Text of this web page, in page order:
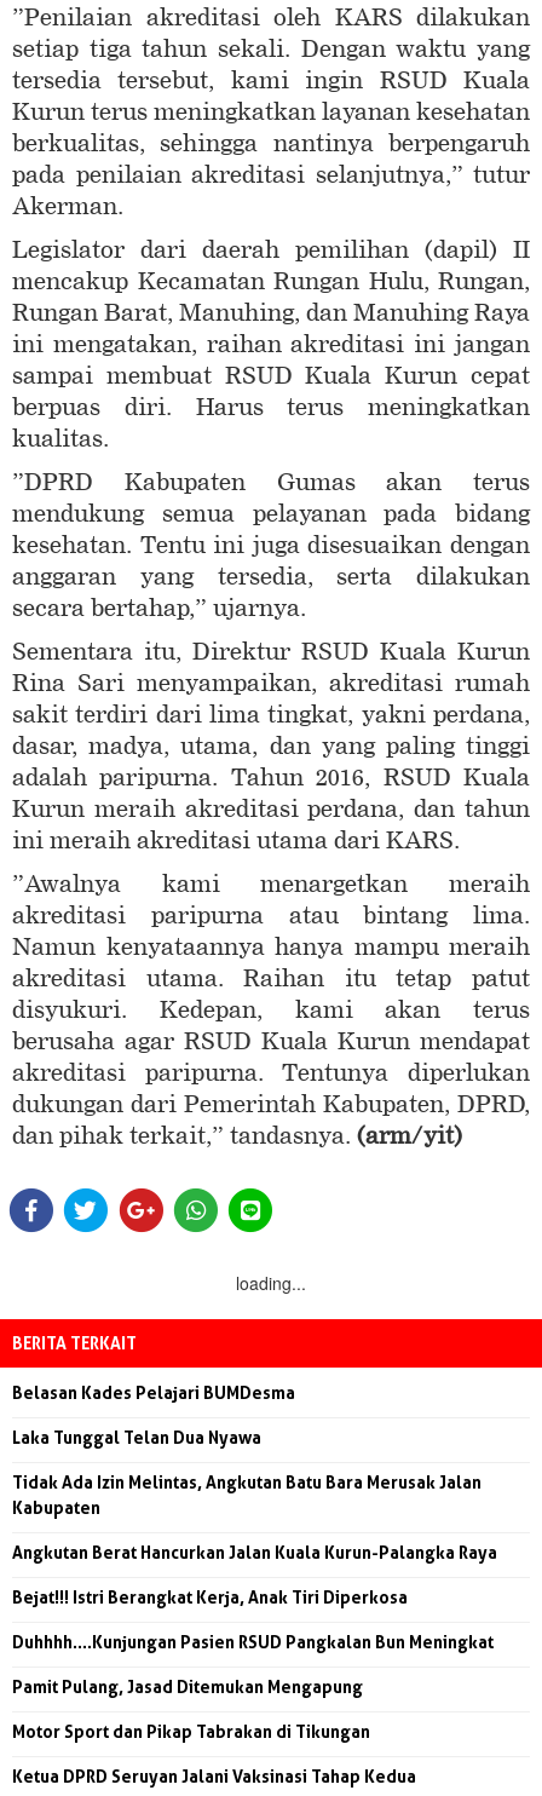
”Penilaian akreditasi oleh KARS dilakukan
setiap tiga tahun sekali. Dengan waktu yang
tersedia tersebut, kami ingin RSUD Kuala
Kurun terus meningkatkan layanan kesehatan
berkualitas, sehingga nantinya berpengaruh
pada penilaian akreditasi selanjutnya,” tutur
Akerman.
Legislator dari daerah pemilihan (dapil) II
mencakup Kecamatan Rungan Hulu, Rungan,
Rungan Barat, Manuhing, dan Manuhing Raya
ini mengatakan, raihan akreditasi ini jangan
sampai membuat RSUD Kuala Kurun cepat
berpuas diri. Harus terus meningkatkan
kualitas.
”DPRD Kabupaten Gumas akan terus
mendukung semua pelayanan pada bidang
kesehatan. Tentu ini juga disesuaikan dengan
anggaran yang tersedia, serta dilakukan
secara bertahap,” ujarnya.
Sementara itu, Direktur RSUD Kuala Kurun
Rina Sari menyampaikan, akreditasi rumah
sakit terdiri dari lima tingkat, yakni perdana,
dasar, madya, utama, dan yang paling tinggi
adalah paripurna. Tahun 2016, RSUD Kuala
Kurun meraih akreditasi perdana, dan tahun
ini meraih akreditasi utama dari KARS.
”Awalnya kami menargetkan meraih
akreditasi paripurna atau bintang lima.
Namun kenyataannya hanya mampu meraih
akreditasi utama. Raihan itu tetap patut
disyukuri. Kedepan, kami akan terus
berusaha agar RSUD Kuala Kurun mendapat
akreditasi paripurna. Tentunya diperlukan
dukungan dari Pemerintah Kabupaten, DPRD,
dan pihak terkait,” tandasnya. (arm/yit)
loading...
BERITA TERKAIT
Belasan Kades Pelajari BUMDesma
Laka Tunggal Telan Dua Nyawa
Tidak Ada Izin Melintas, Angkutan Batu Bara Merusak Jalan
Kabupaten
Angkutan Berat Hancurkan Jalan Kuala Kurun-Palangka Raya
Bejat!!! Istri Berangkat Kerja, Anak Tiri Diperkosa
Duhhhh....Kunjungan Pasien RSUD Pangkalan Bun Meningkat
Pamit Pulang, Jasad Ditemukan Mengapung
Motor Sport dan Pikap Tabrakan di Tikungan
Ketua DPRD Seruyan Jalani Vaksinasi Tahap Kedua